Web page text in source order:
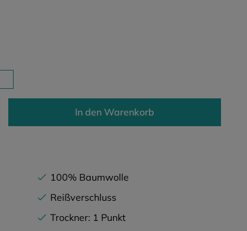
gewünschten Wert ein oder
In den Warenkorb
100% Baumwolle
Reißverschluss
Trockner: 1 Punkt